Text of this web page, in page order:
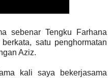
sebenar Tengku Farhana
satu penghormatan
Aziz.
kali saya bekerjasama